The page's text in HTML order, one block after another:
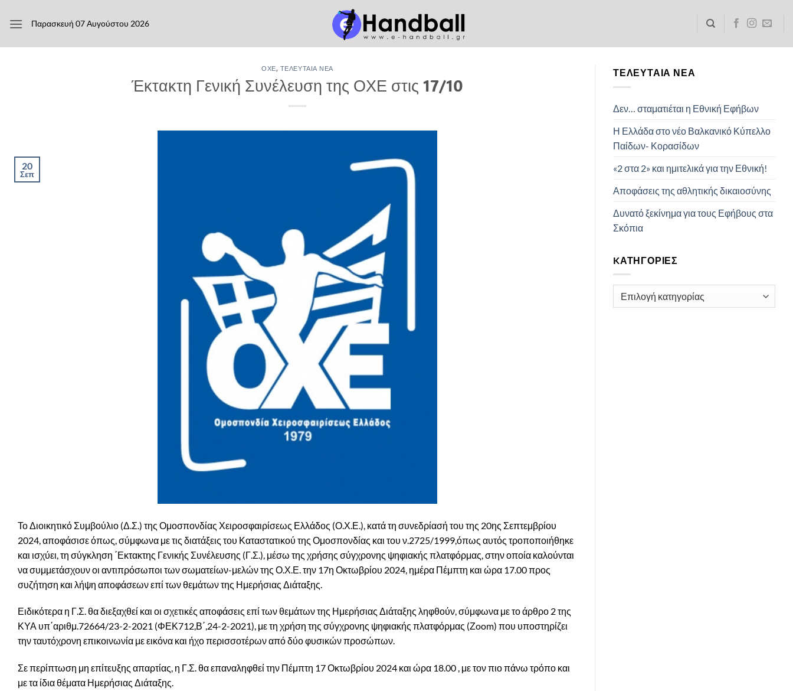
στο
Παρασκευή 07 Αυγούστου 2026
ΟΧΕ, ΤΕΛΕΥΤΑΊΑ ΝΈΑ
Έκτακτη Γενική Συνέλευση της ΟΧΕ στις 17/10
20
Σεπ
Το Διοικητικό Συμβούλιο (Δ.Σ.) της Ομοσπονδίας Χειροσφαιρίσεως Ελλάδος (Ο.Χ.Ε.), κατά τη συνεδρίασή του της 20ης Σεπτεμβρίου
2024, αποφάσισε όπως, σύμφωνα με τις διατάξεις του Καταστατικού της Ομοσπονδίας και του ν.2725/1999,όπως αυτός τροποποιήθηκε
και ισχύει, τη σύγκληση ΄Εκτακτης Γενικής Συνέλευσης (Γ.Σ.), μέσω της χρήσης σύγχρονης ψηφιακής πλατφόρμας, στην οποία καλούνται
να συμμετάσχουν οι αντιπρόσωποι των σωματείων-μελών της Ο.Χ.Ε. την 17η Οκτωβρίου 2024, ημέρα Πέμπτη και ώρα 17.00 προς
συζήτηση και λήψη αποφάσεων επί των θεμάτων της Ημερήσιας Διάταξης.
Ειδικότερα η Γ.Σ. θα διεξαχθεί και οι σχετικές αποφάσεις επί των θεμάτων της Ημερήσιας Διάταξης ληφθούν, σύμφωνα με το άρθρο 2 της
ΚΥΑ υπ΄αριθμ.72664/23-2-2021 (ΦΕΚ712,Β΄,24-2-2021), με τη χρήση της σύγχρονης ψηφιακής πλατφόρμας (Ζoom) που υποστηρίζει
την ταυτόχρονη επικοινωνία με εικόνα και ήχο περισσοτέρων από δύο φυσικών προσώπων.
Σε περίπτωση μη επίτευξης απαρτίας, η Γ.Σ. θα επαναληφθεί την Πέμπτη 17 Οκτωβρίου 2024 και ώρα 18.00 , με τον πιο πάνω τρόπο και
με τα ίδια θέματα Ημερήσιας Διάταξης.
ΤΕΛΕΥΤΑΊΑ ΝΈΑ
Δεν… σταματιέται η Εθνική Εφήβων
Η Ελλάδα στο νέο Βαλκανικό Κύπελλο
Παίδων- Κορασίδων
«2 στα 2» και ημιτελικά για την Εθνική!
Αποφάσεις της αθλητικής δικαιοσύνης
Δυνατό ξεκίνημα για τους Εφήβους στα
Σκόπια
KΑΤΗΓΟΡΊΕΣ
Kατηγορίες